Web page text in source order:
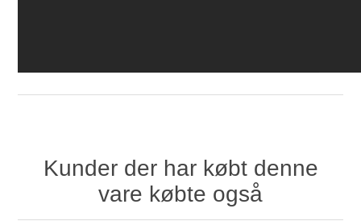
Kunder der har købt denne
vare købte også